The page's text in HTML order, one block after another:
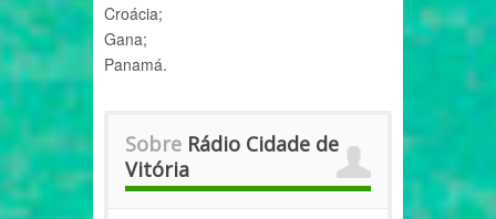
Croácia;
Gana;
Panamá.
Sobre Rádio Cidade de
Vitória